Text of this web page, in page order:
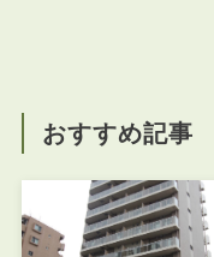
おすすめ記事